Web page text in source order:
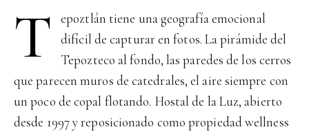
T
epoztlán tiene una geografía emocional
difícil de capturar en fotos. La pirámide del
Tepozteco al fondo, las paredes de los cerros
que parecen muros de catedrales, el aire siempre con
un poco de copal flotando. Hostal de la Luz, abierto
desde 1997 y reposicionado como propiedad wellness